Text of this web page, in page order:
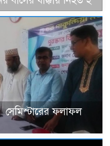
সেমিস্টারের ফলাফল